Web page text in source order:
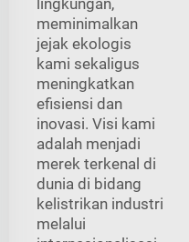
meminimalkan
jejak ekologis
kami sekaligus
meningkatkan
efisiensi dan
inovasi. Visi kami
adalah menjadi
merek terkenal di
dunia di bidang
kelistrikan industri
melalui